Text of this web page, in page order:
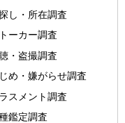
し・所在調査
ーカー調査
・盗撮調査
め・嫌がらせ調査
スメント調査
鑑定調査